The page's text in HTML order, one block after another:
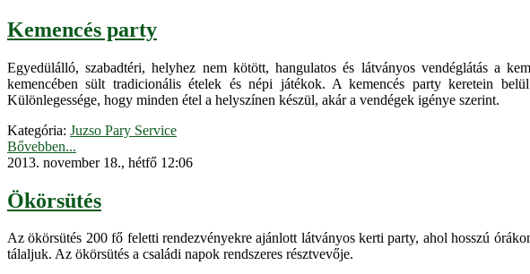
Kemencés party
Egyedülálló, szabadtéri, helyhez nem kötött, hangulatos és látványos vendéglátás a
kemencében sült tradicionális ételek és népi játékok. A kemencés party keretein
Különlegessége, hogy minden étel a helyszínen készül, akár a vendégek igénye szerint.
Kategória: Juzso Pary Service
Bővebben...
2013. november 18., hétfő 12:06
Ökörsütés
Az ökörsütés 200 fő feletti rendezvényekre ajánlott látványos kerti party, ahol hosszú
tálaljuk. Az ökörsütés a családi napok rendszeres résztvevője.